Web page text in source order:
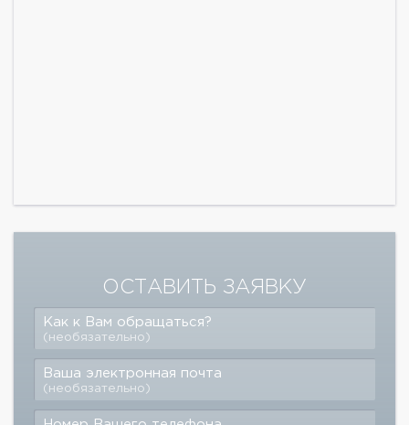
ОСТАВИТЬ ЗАЯВКУ
Как к Вам обращаться?
(необязательно)
Ваша электронная почта
(необязательно)